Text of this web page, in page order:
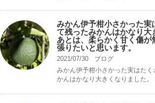
みかん伊予柑小さかった実
て残ったみかんはかなり大
あとは、柔らかく甘く傷が
張りたいと思います。
2021/07/30
ブログ
みかん伊予柑小さかった実はた
かんはかなり大きくなりました。